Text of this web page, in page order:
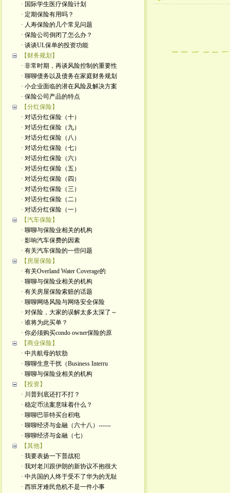
· 国际学生医疗保险计划
· 定期保险有用吗？
· 人寿保险的几个常见问题
· 保险公司倒闭了怎么办？
· 谈谈UL保单的投资功能
【财务规划】
· 非常时期，再谈风险控制的重要性
· 聊聊债务以及债务在家庭财务规划
· 小企业面临的潜在风险及解决方案
· 保险公司产品的特点
【分红保险】
· 对话分红保险（十）
· 对话分红保险（九）
· 对话分红保险（八）
· 对话分红保险（七）
· 对话分红保险（六）
· 对话分红保险（五）
· 对话分红保险（四）
· 对话分红保险（三）
· 对话分红保险（二）
· 对话分红保险（一）
【汽车保险】
· 聊聊与保险业相关的机构
· 影响汽车保费的因素
· 有关汽车保险的一些问题
【房屋保险】
· 有关Overland Water Coverage的
· 聊聊与保险业相关的机构
· 有关房屋保险索赔的话题
· 聊聊网络风险与网络安全保险
· 对保险，大家的误解太多太深了～
· 谁将为此买单？
· 你必须购买condo owner保险的原
【商业保险】
· 中共航母的软肋
· 聊聊生意干扰（Business Interru
· 聊聊与保险业相关的机构
【投资】
· 川普到底还打不打？
· 稳定币法案意味着什么？
· 聊聊巴菲特买台积电
· 聊聊经济与金融（六十八）------
· 聊聊经济与金融（七）
【其他】
· 我要表扬一下普战犯
· 我对老川跟伊朗的新协议不抱很大
· 中共国的人终于受不了华为的无耻
· 西班牙难民危机不是一件小事